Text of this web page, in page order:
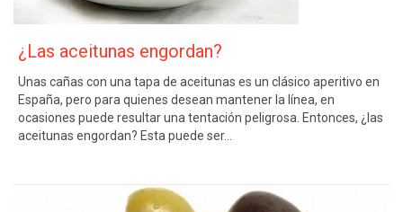
¿Las aceitunas engordan?
Unas cañas con una tapa de aceitunas es un clásico aperitivo en
España, pero para quienes desean mantener la línea, en
ocasiones puede resultar una tentación peligrosa. Entonces, ¿las
aceitunas engordan? Esta puede ser…